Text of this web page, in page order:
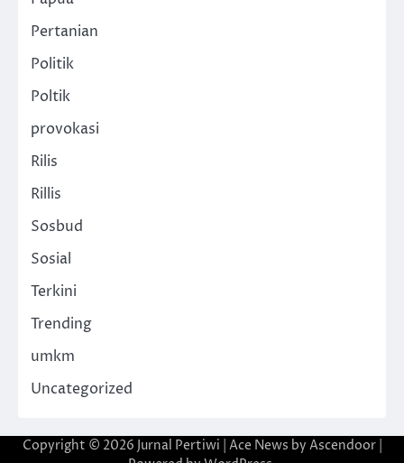
Pertanian
Politik
Poltik
provokasi
Rilis
Rillis
Sosbud
Sosial
Terkini
Trending
umkm
Uncategorized
Copyright © 2026 Jurnal Pertiwi | Ace News by Ascendoor|